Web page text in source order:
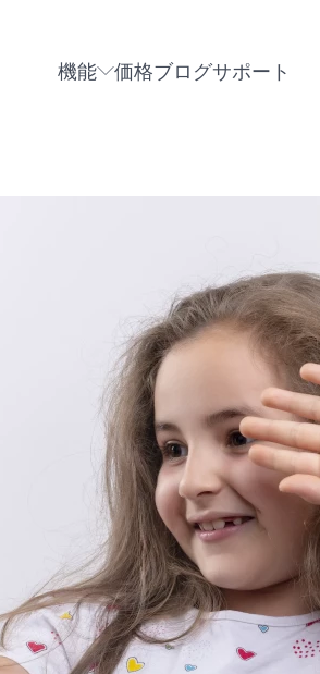
機能 価格ブログサポート